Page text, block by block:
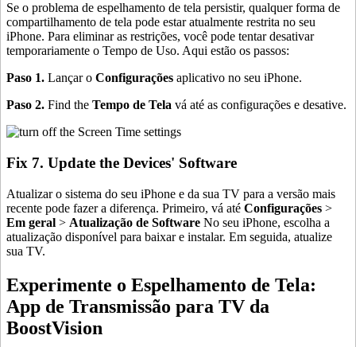
Se o problema de espelhamento de tela persistir, qualquer forma de
compartilhamento de tela pode estar atualmente restrita no seu
iPhone. Para eliminar as restrições, você pode tentar desativar
temporariamente o Tempo de Uso. Aqui estão os passos:
Paso 1. Lançar o Configurações aplicativo no seu iPhone.
Paso 2. Find the Tempo de Tela vá até as configurações e desative.
Fix 7. Update the Devices' Software
Atualizar o sistema do seu iPhone e da sua TV para a versão mais
recente pode fazer a diferença. Primeiro, vá até Configurações >
Em geral > Atualização de Software No seu iPhone, escolha a
atualização disponível para baixar e instalar. Em seguida, atualize
sua TV.
Experimente o Espelhamento de Tela:
App de Transmissão para TV da
BoostVision